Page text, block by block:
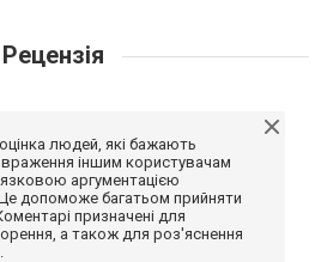
Рецензія
людей, які бажають
іншим користувачам
аргументацією
допоможе багатьом прийняти
призначені для
а також для роз'яснення